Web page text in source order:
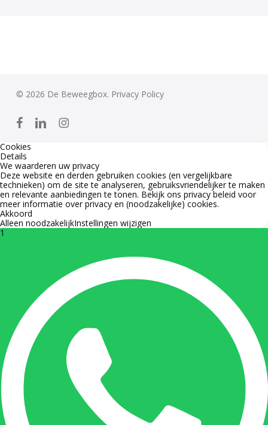
© 2026 De Beweegbox. Privacy Policy
facebooklinkedininstagram
Cookies
Details
We waarderen uw privacy
Deze website en derden gebruiken cookies (en vergelijkbare
technieken) om de site te analyseren, gebruiksvriendelijker te maken
en relevante aanbiedingen te tonen. Bekijk ons privacy beleid voor
meer informatie over privacy en (noodzakelijke) cookies.
Akkoord
Alleen noodzakelijkInstellingen wijzigen
1